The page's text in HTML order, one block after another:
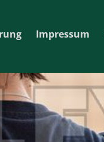
Impressum